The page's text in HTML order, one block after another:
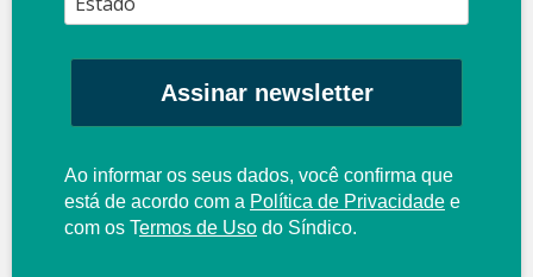
Assinar newsletter
Ao informar os seus dados, você confirma que
está de acordo com a Política de Privacidade e
com os Termos de Uso do Síndico.